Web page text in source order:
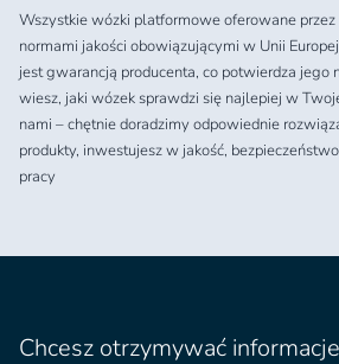
Wszystkie wózki platformowe oferowane
normami jakości obowiązującymi w Unii
jest gwarancją producenta, co potwierdza jego
wiesz, jaki wózek sprawdzi się najlepiej w
nami – chętnie doradzimy odpowiednie
produkty, inwestujesz w jakość,
pracy
Chcesz otrzymywać